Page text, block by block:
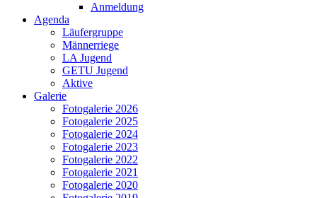
Anmeldung
Agenda
Läufergruppe
Männerriege
LA Jugend
GETU Jugend
Aktive
Galerie
Fotogalerie 2026
Fotogalerie 2025
Fotogalerie 2024
Fotogalerie 2023
Fotogalerie 2022
Fotogalerie 2021
Fotogalerie 2020